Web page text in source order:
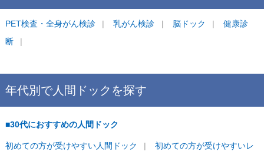
PET検査・全身がん検診 乳がん検診 脳ドック
健康診
断
年代別で人間ドックを探す
■30代におすすめの人間ドック
初めての方が受けやすい人間ドック
初めての方が受けやすいレ